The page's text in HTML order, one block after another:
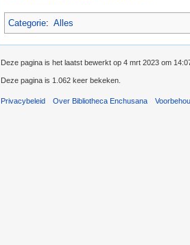
Categorie: Alles
Deze pagina is het laatst bewerkt op 4 mrt 2023 om
Deze pagina is 1.062 keer bekeken.
Privacybeleid Over Bibliotheca Enchusana